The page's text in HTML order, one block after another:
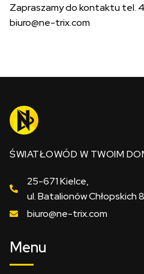
Zapraszamy do kontaktu tel.
biuro@ne-trix.com
ŚWIATŁOWÓD W TWOIM
25-671 Kielce,
ul. Batalionów Chłopskich
biuro@ne-trix.com
Menu